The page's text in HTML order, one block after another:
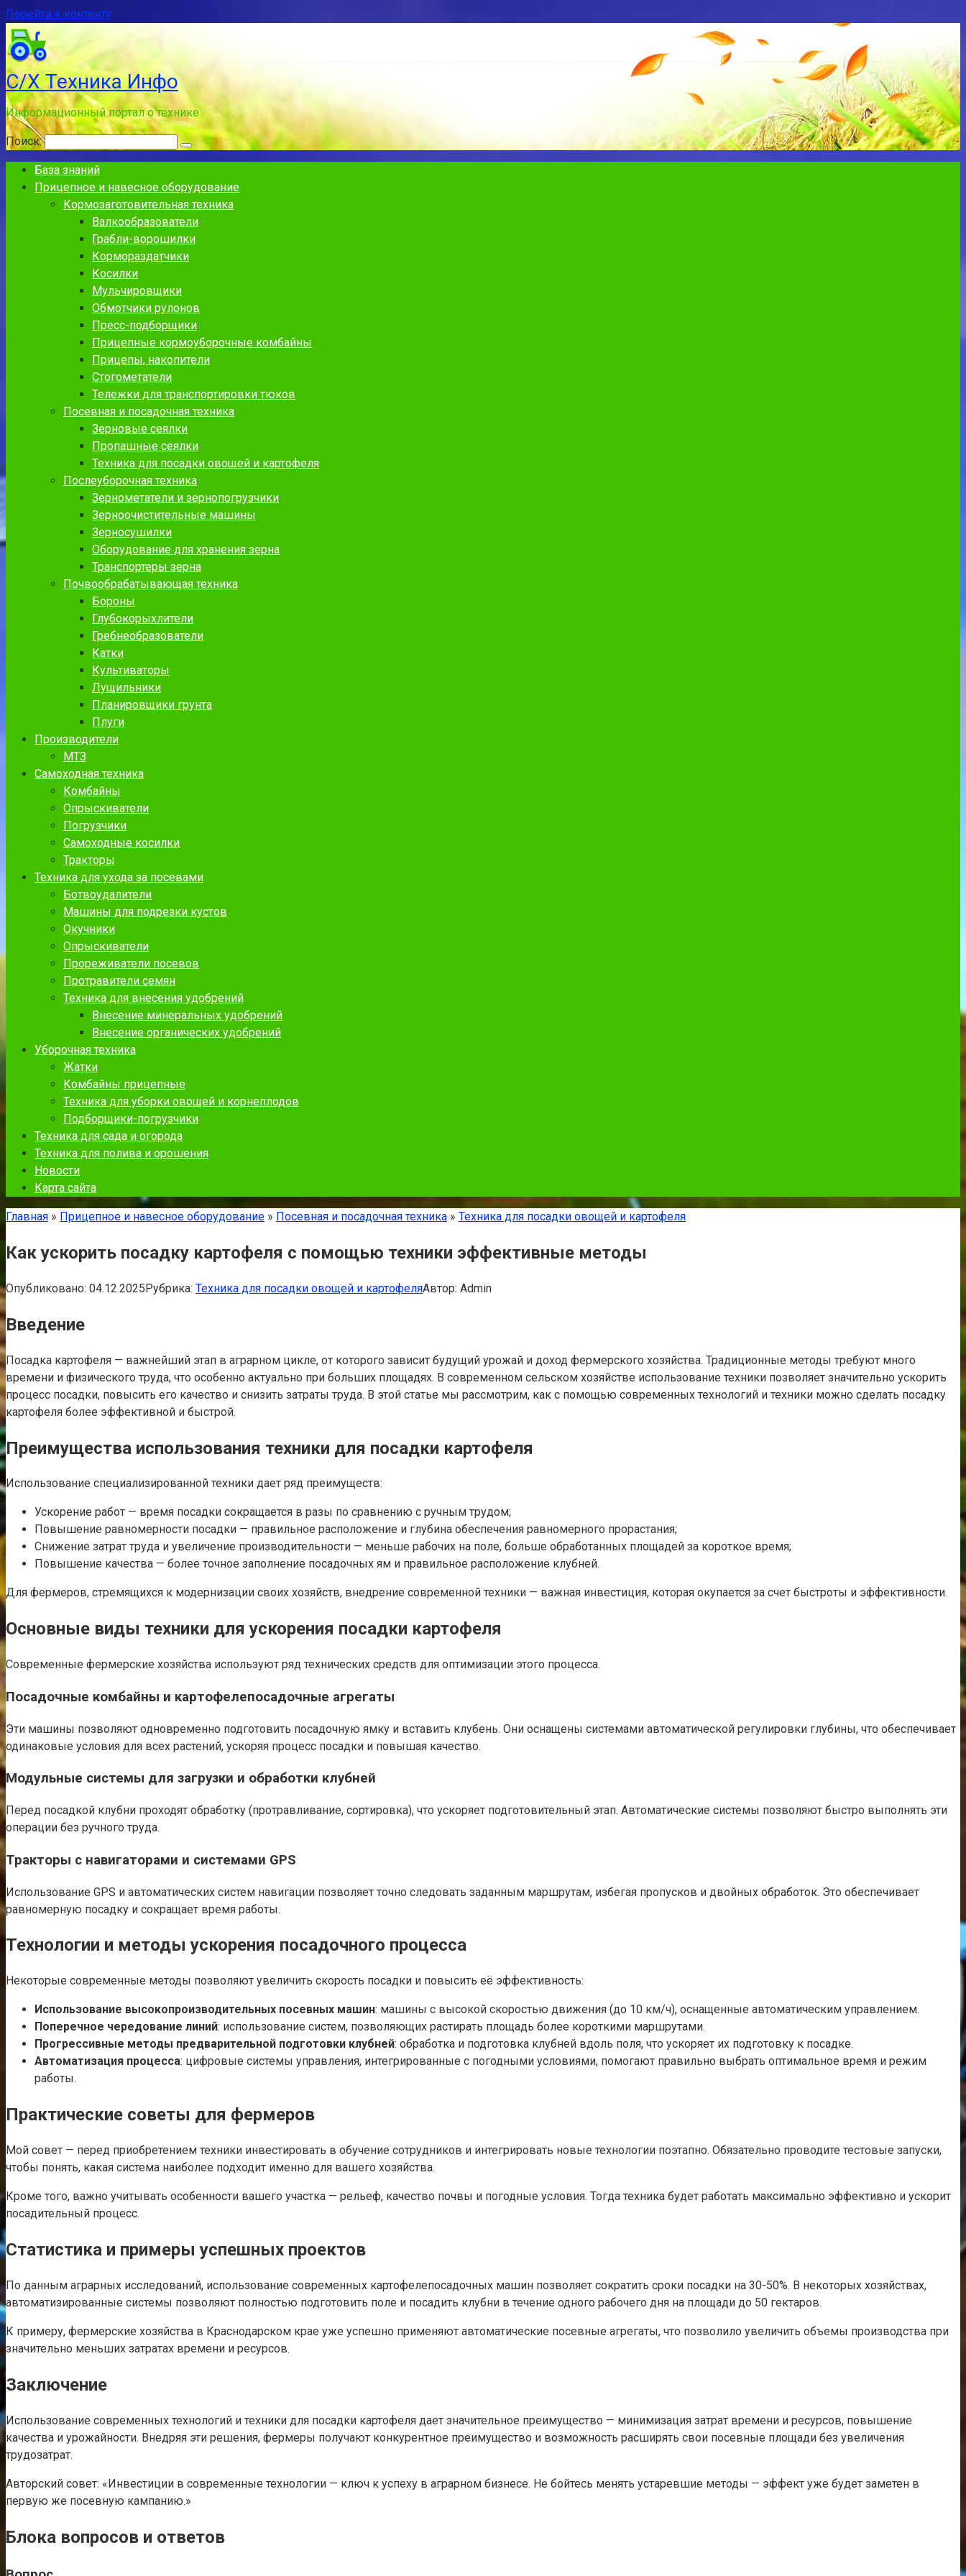
Перейти к контенту
С/Х Техника Инфо
Информационный портал о технике
Поиск:
База знаний
Прицепное и навесное оборудование
Кормозаготовительная техника
Валкообразователи
Грабли-ворошилки
Кормораздатчики
Косилки
Мульчировщики
Обмотчики рулонов
Пресс-подборщики
Прицепные кормоуборочные комбайны
Прицепы, накопители
Стогометатели
Тележки для транспортировки тюков
Посевная и посадочная техника
Зерновые сеялки
Пропашные сеялки
Техника для посадки овощей и картофеля
Послеуборочная техника
Зернометатели и зернопогрузчики
Зерноочистительные машины
Зерносушилки
Оборудование для хранения зерна
Транспортеры зерна
Почвообрабатывающая техника
Бороны
Глубокорыхлители
Гребнеобразователи
Катки
Культиваторы
Лущильники
Планировщики грунта
Плуги
Производители
МТЗ
Самоходная техника
Комбайны
Опрыскиватели
Погрузчики
Самоходные косилки
Тракторы
Техника для ухода за посевами
Ботвоудалители
Машины для подрезки кустов
Окучники
Опрыскиватели
Прореживатели посевов
Протравители семян
Техника для внесения удобрений
Внесение минеральных удобрений
Внесение органических удобрений
Уборочная техника
Жатки
Комбайны прицепные
Техника для уборки овощей и корнеплодов
Подборщики-погрузчики
Техника для сада и огорода
Техника для полива и орошения
Новости
Карта сайта
Главная » Прицепное и навесное оборудование » Посевная и посадочная техника » Техника для посадки овощей и картофеля
Как ускорить посадку картофеля с помощью техники эффективные методы
Опубликовано: 04.12.2025Рубрика: Техника для посадки овощей и картофеляАвтор: Admin
Введение
Посадка картофеля — важнейший этап в аграрном цикле, от которого зависит будущий урожай и доход фермерского хозяйства. Традиционные методы требуют много
времени и физического труда, что особенно актуально при больших площадях. В современном сельском хозяйстве использование техники позволяет значительно ускорить
процесс посадки, повысить его качество и снизить затраты труда. В этой статье мы рассмотрим, как с помощью современных технологий и техники можно сделать посадку
картофеля более эффективной и быстрой.
Преимущества использования техники для посадки картофеля
Использование специализированной техники дает ряд преимуществ:
Ускорение работ — время посадки сокращается в разы по сравнению с ручным трудом;
Повышение равномерности посадки — правильное расположение и глубина обеспечения равномерного прорастания;
Снижение затрат труда и увеличение производительности — меньше рабочих на поле, больше обработанных площадей за короткое время;
Повышение качества — более точное заполнение посадочных ям и правильное расположение клубней.
Для фермеров, стремящихся к модернизации своих хозяйств, внедрение современной техники — важная инвестиция, которая окупается за счет быстроты и эффективности.
Основные виды техники для ускорения посадки картофеля
Современные фермерские хозяйства используют ряд технических средств для оптимизации этого процесса.
Посадочные комбайны и картофелепосадочные агрегаты
Эти машины позволяют одновременно подготовить посадочную ямку и вставить клубень. Они оснащены системами автоматической регулировки глубины, что обеспечивает
одинаковые условия для всех растений, ускоряя процесс посадки и повышая качество.
Модульные системы для загрузки и обработки клубней
Перед посадкой клубни проходят обработку (протравливание, сортировка), что ускоряет подготовительный этап. Автоматические системы позволяют быстро выполнять эти
операции без ручного труда.
Тракторы с навигаторами и системами GPS
Использование GPS и автоматических систем навигации позволяет точно следовать заданным маршрутам, избегая пропусков и двойных обработок. Это обеспечивает
равномерную посадку и сокращает время работы.
Технологии и методы ускорения посадочного процесса
Некоторые современные методы позволяют увеличить скорость посадки и повысить её эффективность:
Использование высокопроизводительных посевных машин: машины с высокой скоростью движения (до 10 км/ч), оснащенные автоматическим управлением.
Поперечное чередование линий: использование систем, позволяющих растирать площадь более короткими маршрутами.
Прогрессивные методы предварительной подготовки клубней: обработка и подготовка клубней вдоль поля, что ускоряет их подготовку к посадке.
Автоматизация процесса: цифровые системы управления, интегрированные с погодными условиями, помогают правильно выбрать оптимальное время и режим
работы.
Практические советы для фермеров
Мой совет — перед приобретением техники инвестировать в обучение сотрудников и интегрировать новые технологии поэтапно. Обязательно проводите тестовые запуски,
чтобы понять, какая система наиболее подходит именно для вашего хозяйства.
Кроме того, важно учитывать особенности вашего участка — рельеф, качество почвы и погодные условия. Тогда техника будет работать максимально эффективно и ускорит
посадительный процесс.
Статистика и примеры успешных проектов
По данным аграрных исследований, использование современных картофелепосадочных машин позволяет сократить сроки посадки на 30-50%. В некоторых хозяйствах,
автоматизированные системы позволяют полностью подготовить поле и посадить клубни в течение одного рабочего дня на площади до 50 гектаров.
К примеру, фермерские хозяйства в Краснодарском крае уже успешно применяют автоматические посевные агрегаты, что позволило увеличить объемы производства при
значительно меньших затратах времени и ресурсов.
Заключение
Использование современных технологий и техники для посадки картофеля дает значительное преимущество — минимизация затрат времени и ресурсов, повышение
качества и урожайности. Внедряя эти решения, фермеры получают конкурентное преимущество и возможность расширять свои посевные площади без увеличения
трудозатрат.
Авторский совет: «Инвестиции в современные технологии — ключ к успеху в аграрном бизнесе. Не бойтесь менять устаревшие методы — эффект уже будет заметен в
первую же посевную кампанию.»
Блока вопросов и ответов